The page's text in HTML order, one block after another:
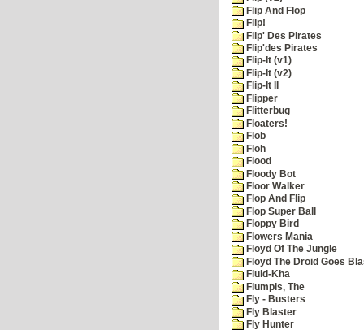
Flip And Flop
Flip!
Flip' Des Pirates
Flip'des Pirates
Flip-It (v1)
Flip-It (v2)
Flip-It II
Flipper
Flitterbug
Floaters!
Flob
Floh
Flood
Floody Bot
Floor Walker
Flop And Flip
Flop Super Ball
Floppy Bird
Flowers Mania
Floyd Of The Jungle
Floyd The Droid Goes
Fluid-Kha
Flumpis, The
Fly - Busters
Fly Blaster
Fly Hunter